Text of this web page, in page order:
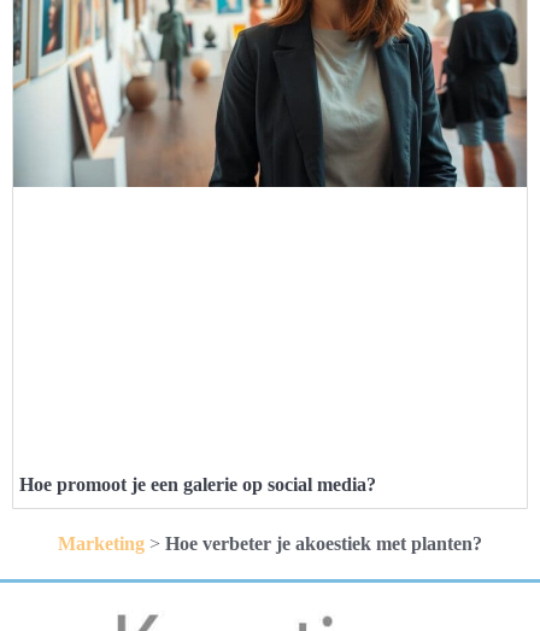
Hoe promoot je een galerie op social media?
Marketing > Hoe verbeter je akoestiek met planten?